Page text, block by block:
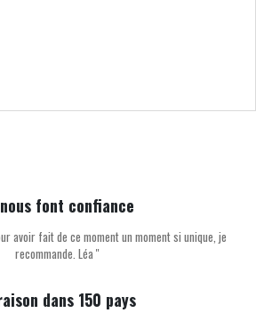
font confiance
avoir fait de ce moment un moment si unique, je
recommande. Léa ''
dans 150 pays